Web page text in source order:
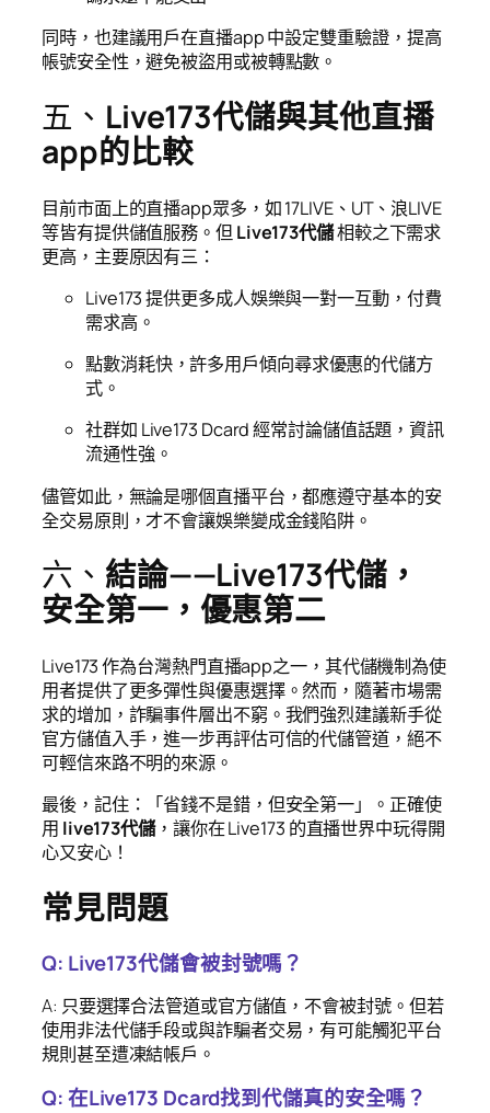
同時，也建議用戶在直播app 中設定雙重驗證，提高
帳號安全性，避免被盜用或被轉點數。
五、 Live173代儲與其他直播
app的比較
目前市面上的直播app眾多，如 17LIVE、UT、浪LIVE
等皆有提供儲值服務。但 Live173代儲相較之下需求
更高，主要原因有三：
Live173 提供更多成人娛樂與一對一互動，付費
需求高。
點數消耗快，許多用戶傾向尋求優惠的代儲方
式。
社群如 Live173 Dcard 經常討論儲值話題，資訊
流通性強。
儘管如此，無論是哪個直播平台，都應遵守基本的安
全交易原則，才不會讓娛樂變成金錢陷阱。
六、 結論——Live173代儲，
安全第一，優惠第二
Live173 作為台灣熱門直播app之一，其代儲機制為使
用者提供了更多彈性與優惠選擇。然而，隨著市場需
求的增加，詐騙事件層出不窮。我們強烈建議新手從
官方儲值入手，進一步再評估可信的代儲管道，絕不
可輕信來路不明的來源。
最後，記住：「省錢不是錯，但安全第一」。正確使
用 live173代儲，讓你在 Live173 的直播世界中玩得開
心又安心！
常見問題
Q: Live173代儲會被封號嗎？
A: 只要選擇合法管道或官方儲值，不會被封號。但若
使用非法代儲手段或與詐騙者交易，有可能觸犯平台
規則甚至遭凍結帳戶。
Q: 在Live173 Dcard找到代儲真的安全嗎？